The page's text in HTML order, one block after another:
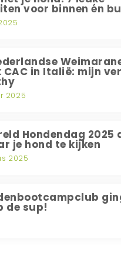
voor binnen én
in Italië: mijn
2025
Hondendag 2025
je hond te kijken
2025
de sup!